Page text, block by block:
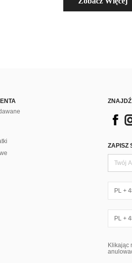
ZAPISZ
PL +
PL +
Klikając